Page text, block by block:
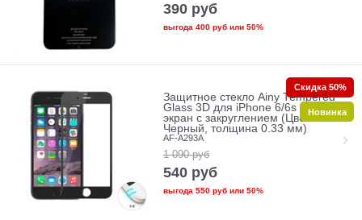
390 руб
выгода 400 рубили 50%
Защитное стекло Ainy Tempered
Glass 3D для iPhone 6/6s на весь
экран с закруглением (Цвет:
Черный, толщина 0.33 мм)
AF-A293A
1 090 руб
540 руб
выгода 550 рубили 50%
Скидка 50%
Новинка